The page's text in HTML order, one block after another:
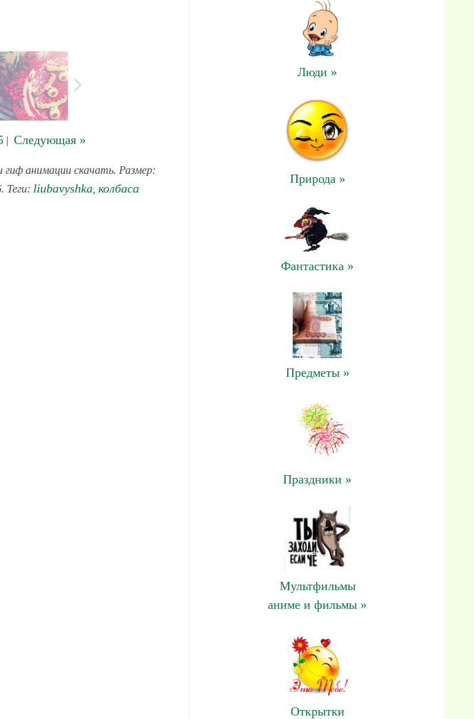
| Следующая »
анимации скачать. Размер:
Теги: liubavyshka, колбаса
Люди »
Природа »
Фантастика »
Предметы »
Праздники »
Мультфильмы
аниме и фильмы »
Открытки